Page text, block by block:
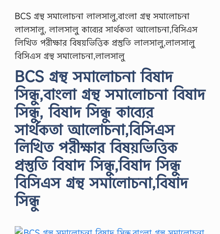
BCS গ্রন্থ সমালোচনা লালসালু,বাংলা গ্রন্থ সমালোচনা
লালসালু, লালসালু কাব্যের সার্থকতা আলোচনা,বিসিএস
লিখিত পরীক্ষার বিষয়ভিত্তিক প্রস্তুতি লালসালু,লালসালু
বিসিএস গ্রন্থ সমালোচনা,লালসালু
BCS গ্রন্থ সমালোচনা বিষাদ
সিন্ধু,বাংলা গ্রন্থ সমালোচনা বিষাদ
সিন্ধু, বিষাদ সিন্ধু কাব্যের
সার্থকতা আলোচনা,বিসিএস
লিখিত পরীক্ষার বিষয়ভিত্তিক
প্রস্তুতি বিষাদ সিন্ধু,বিষাদ সিন্ধু
বিসিএস গ্রন্থ সমালোচনা,বিষাদ
সিন্ধু